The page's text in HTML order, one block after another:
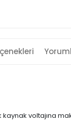
kaynak voltajına